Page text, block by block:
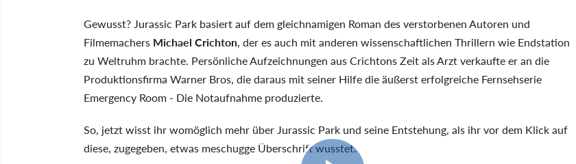
Gewusst? Jurassic Park basiert auf dem gleichnamigen Roman des verstorbenen Autoren und
Filmemachers Michael Crichton, der es auch mit anderen wissenschaftlichen Thrillern wie Endstation
zu Weltruhm brachte. Persönliche Aufzeichnungen aus Crichtons Zeit als Arzt verkaufte er an die
Produktionsfirma Warner Bros, die daraus mit seiner Hilfe die äußerst erfolgreiche Fernsehserie
Emergency Room - Die Notaufnahme produzierte.
So, jetzt wisst ihr womöglich mehr über Jurassic Park und seine Entstehung, als ihr vor dem Klick auf
diese, zugegeben, etwas meschugge Überschrift wusstet.